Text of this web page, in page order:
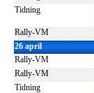
Tidning
Rally-VM
26 april
Rally-VM
Rally-VM
Tidning